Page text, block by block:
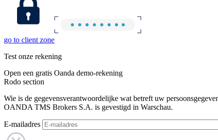
go to client zone
Test onze rekening
Open een gratis Oanda demo-rekening
Rodo section
Wie is de gegevensverantwoordelijke wat betreft uw
OANDA TMS Brokers S.A. is gevestigd in Warschau.
E-mailadres